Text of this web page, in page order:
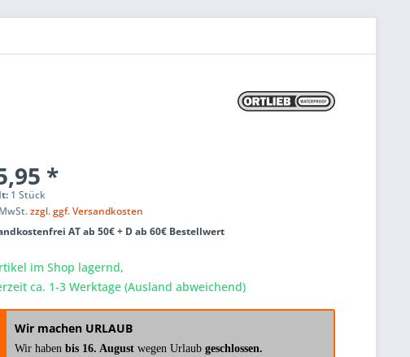
*
1 Stück
zzgl. ggf. Versandkosten
AT ab 50€ + D ab 60€ Bestellwert
im Shop lagernd,
ca. 1-3 Werktage (Ausland abweichend)
Wir machen URLAUB
Wir habenbis 16. Augustwegen Urlaubgeschlossen.